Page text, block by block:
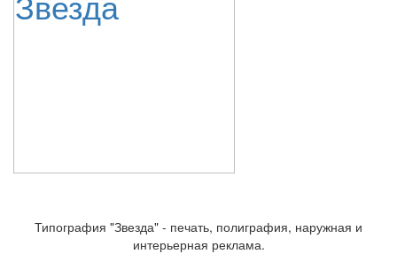
Типография "Звезда" - печать, полиграфия, наружная и
интерьерная реклама.